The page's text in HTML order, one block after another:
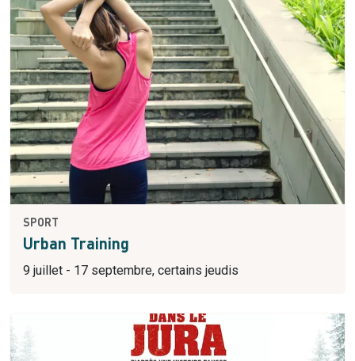
SPORT
Urban Training
9 juillet - 17 septembre, certains jeudis